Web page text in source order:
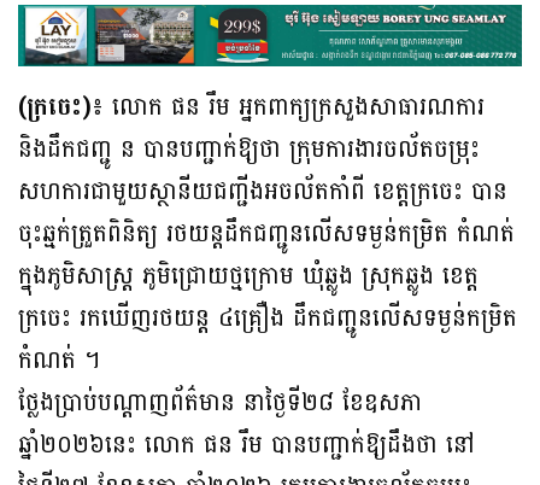
(ក្រចេះ)៖ លោក ផន រឹម អ្នកពាក្យក្រសួងសាធារណការ
និងដឹកជញ្ជូ ន បានបញ្ជាក់ឱ្យថា ក្រុមការងារចល័តចម្រុះ
សហការជាមួយស្ថានីយជញ្ជីងអចល័តកាំពី ខេត្តក្រចេះ បាន
ចុះឆ្មក់ត្រួតពិនិត្យ រថយន្តដឹកជញ្ជូនលើសទម្ងន់កម្រិត កំណត់
ក្នុងភូមិសាស្រ្ត ភូមិជ្រោយថ្មក្រោម ឃុំឆ្លូង ស្រុកឆ្លូង ខេត្ត
ក្រចេះ រកឃេីញរថយន្ត ៤គ្រឿង ដឹកជញ្ជូនលើសទម្ងន់កម្រិត
កំណត់ ។
ថ្លែងប្រាប់បណ្តាញព័ត៌មាន នាថ្ងៃទី២៨ ខែឧសភា
ឆ្នាំ២០២៦នេះ លោក ផន រឹម បានបញ្ជាក់ឱ្យដឹងថា នៅ